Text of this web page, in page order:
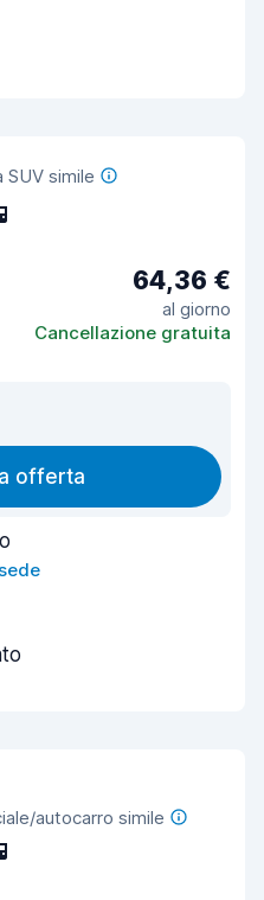
simile
64,36 €
al giorno
Cancellazione gratuita
offerta
autocarro simile